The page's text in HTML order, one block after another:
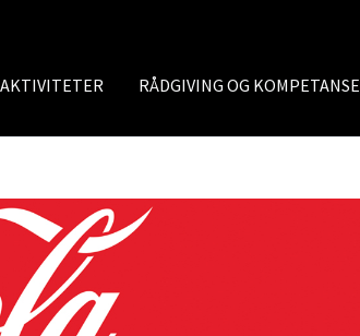
RÅDGIVING OG KOMPETANSE